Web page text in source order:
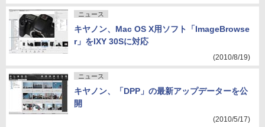
ニュース
キヤノン、Mac OS X用ソフト「ImageBrowse
r」をIXY 30Sに対応
(2010/8/19)
ニュース
キヤノン、「DPP」の最新アップデーターを公
開
(2010/5/17)